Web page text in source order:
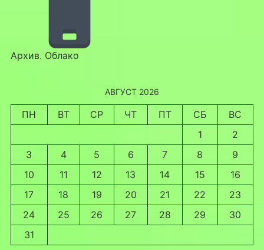
Архив. Облако
АВГУСТ 2026
ПН ВТ СР ЧТ ПТ СБ
ВС
1
2
3
4 5 6 7 8
9
10
11 12 13 14 15
16
17
18 19 20 21 22
23
24
25 26 27 28 29
30
31